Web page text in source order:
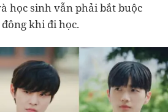
học sinh vẫn phải bắt buộc
khi đi học.